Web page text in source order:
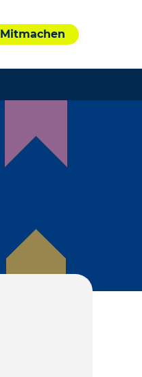
Mitmachen